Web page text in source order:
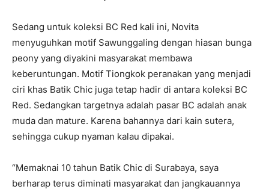
Sedang untuk koleksi BC Red kali ini, Novita
menyuguhkan motif Sawunggaling dengan hiasan bunga
peony yang diyakini masyarakat membawa
keberuntungan. Motif Tiongkok peranakan yang menjadi
ciri khas Batik Chic juga tetap hadir di antara koleksi BC
Red. Sedangkan targetnya adalah pasar BC adalah anak
muda dan mature. Karena bahannya dari kain sutera,
sehingga cukup nyaman kalau dipakai.
“Memaknai 10 tahun Batik Chic di Surabaya, saya
berharap terus diminati masyarakat dan jangkauannya